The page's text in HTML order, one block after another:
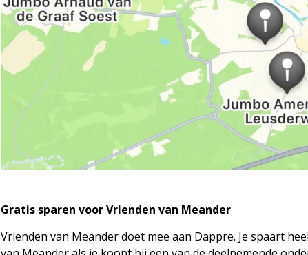
Gratis sparen voor Vrienden van Meander
Vrienden van Meander doet mee aan Dappre. Je spaart